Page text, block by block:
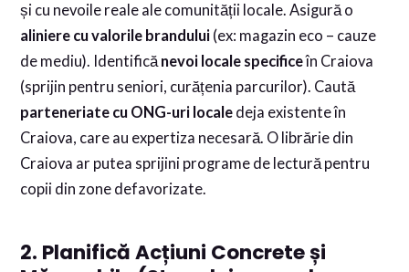
și cu nevoile reale ale comunității locale. Asigură o
aliniere cu valorile brandului (ex: magazin eco – cauze
de mediu). Identificănevoi locale specificeîn Craiova
(sprijin pentru seniori, curățenia parcurilor). Caută
parteneriate cu ONG-uri locale deja existente în
Craiova, care au expertiza necesară. O librărie din
Craiova ar putea sprijini programe de lectură pentru
copii din zone defavorizate.
2. Planifică Acțiuni Concrete și